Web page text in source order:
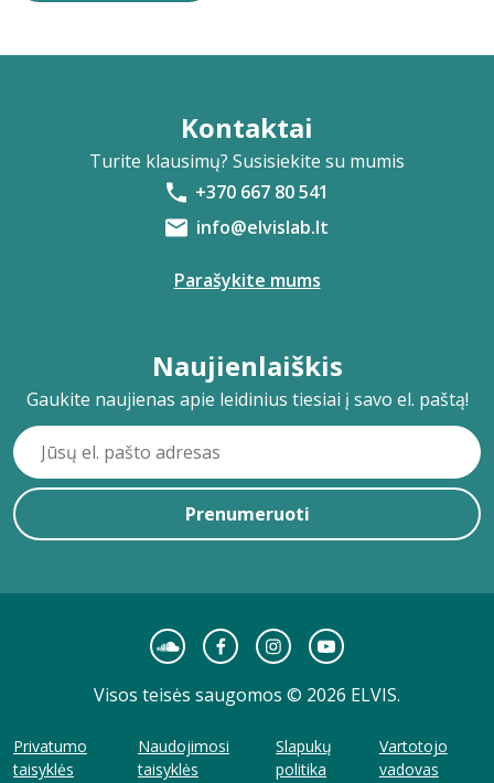
Kontaktai
Turite klausimų? Susisiekite su mumis
+370 667 80 541
info@elvislab.lt
Parašykite mums
Naujienlaiškis
Gaukite naujienas apie leidinius tiesiai į savo el. paštą!
Prenumeruoti
Visos teisės saugomos © 2026 ELVIS.
Privatumo
taisyklės
Naudojimosi
taisyklės
Slapukų
politika
Vartotojo
vadovas